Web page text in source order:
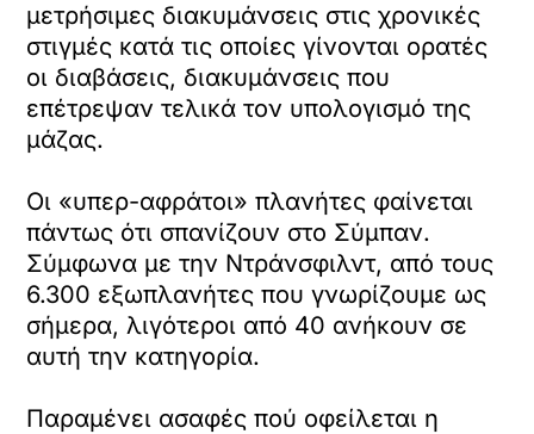
μετρήσιμες διακυμάνσεις στις χρονικές
στιγμές κατά τις οποίες γίνονται ορατές
οι διαβάσεις, διακυμάνσεις που
επέτρεψαν τελικά τον υπολογισμό της
μάζας.
Οι «υπερ-αφράτοι» πλανήτες φαίνεται
πάντως ότι σπανίζουν στο Σύμπαν.
Σύμφωνα με την Ντράνσφιλντ, από τους
6.300 εξωπλανήτες που γνωρίζουμε ως
σήμερα, λιγότεροι από 40 ανήκουν σε
αυτή την κατηγορία.
Παραμένει ασαφές πού οφείλεται η